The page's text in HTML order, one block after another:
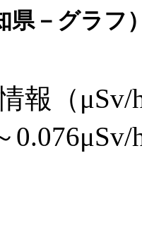
県－グラフ
報（
0.076μSv/